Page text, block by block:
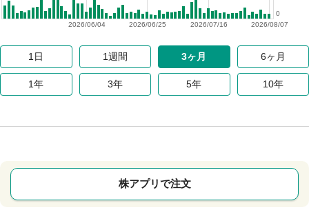
2026/08/07
2026/07/16
2026/06/25
2026/06/04
0
1日 1週間 3ヶ月 6ヶ月
1年 3年 5年 10年
株アプリで注文